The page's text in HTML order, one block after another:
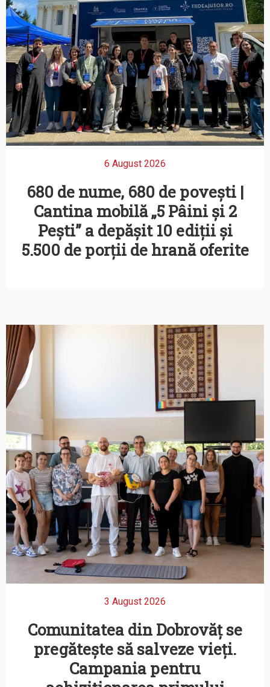
6 August 2026
680 de nume, 680 de povești |
Cantina mobilă „5 Pâini și 2
Pești” a depășit 10 ediții și
5.500 de porții de hrană oferite
3 August 2026
Comunitatea din Dobrovăț se
pregătește să salveze vieți.
Campania pentru